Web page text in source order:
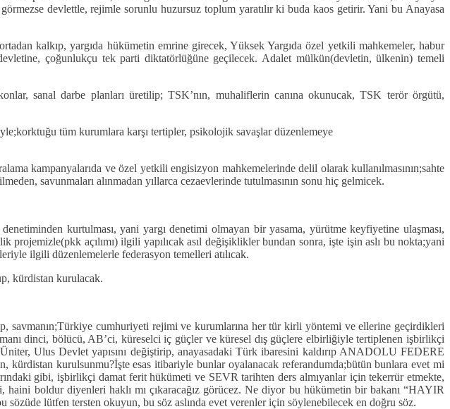
devlettle, rejimle sorunlu huzursuz toplum yaratılır ki buda kaos getirir. Yani bu Anayasa
kalkıp, yargıda hükümetin emrine girecek, Yüksek Yargıda özel yetkili mahkemeler, habur
çoğunlukçu tek parti diktatörlüğüne geçilecek. Adalet mülkün(devletin, ülkenin) temeli
sanal darbe planları üretilip; TSK’nın, muhaliflerin canına okunucak, TSK terör örgütü,
tüm kurumlara karşı tertipler, psikolojik savaşlar düzenlemeye
kampanyalarıda ve özel yetkili engisizyon mahkemelerinde delil olarak kullanılmasının;sahte
savunmaları alınmadan yıllarca cezaevlerinde tutulmasının sonu hiç gelmicek.
kurtulması, yani yargı denetimi olmayan bir yasama, yürütme keyfiyetine ulaşması,
açılımı) ilgili yapılıcak asıl değişiklikler bundan sonra, işte işin aslı bu nokta;yani
ilgili düzenlemelerle federasyon temelleri atılıcak.
kürdistan kurulacak.
savmanın;Türkiye cumhuriyeti rejimi ve kurumlarına her tür kirli yöntemi ve ellerine geçirdikleri
dinci, bölücü, AB’ci, küreselci iç güçler ve küresel dış güçlere elbirliğiyle tertiplenen işbirlikçi
Ulus Devlet yapısını değiştirip, anayasadaki Türk ibaresini kaldırıp ANADOLU FEDERE
kurulsunmu?İşte esas itibariyle bunlar oyalanacak referandumda;bütün bunlara evet mi
gibi, işbirlikçi damat ferit hükümeti ve SEVR tarihten ders almıyanlar için tekerrür etmekte,
boldur diyenleri haklı mı çıkaracağız görücez. Ne diyor bu hükümetin bir bakanı “HAYIR
sözüde lütfen tersten okuyun, bu söz aslında evet verenler için söylenebilecek en doğru söz.